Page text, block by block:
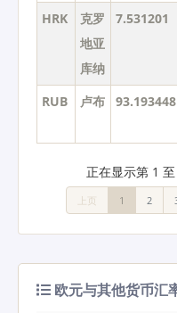
HRK
克罗
地亚
库纳
7.531201
RUB 卢布 93.193448
正在显示第 1
上页 1 2
欧元与其他货币汇